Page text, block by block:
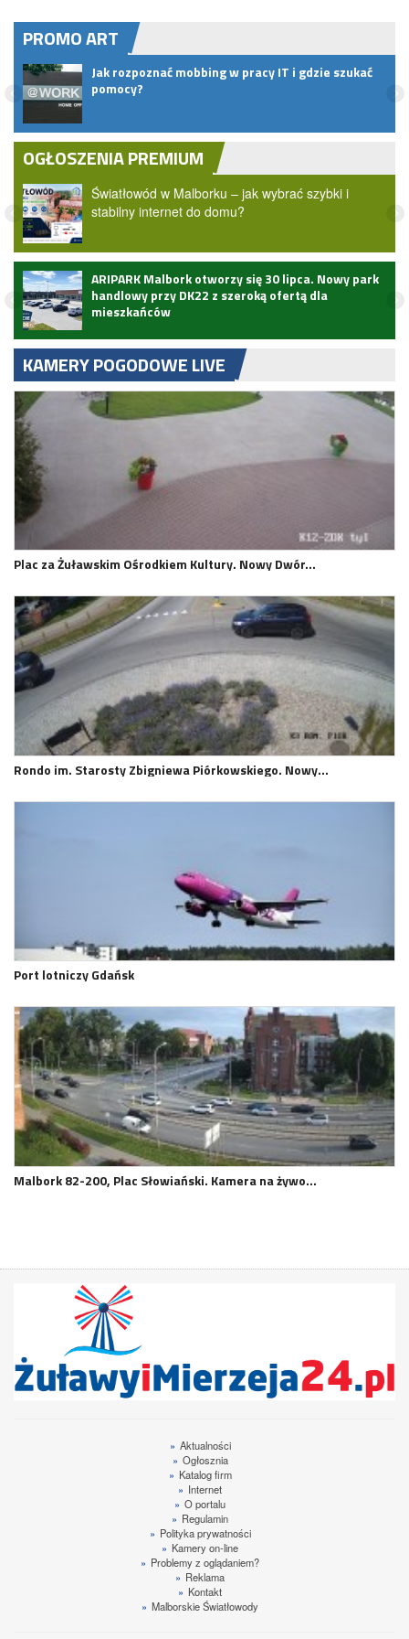
PROMO ART
Jak rozpoznać mobbing w pracy IT i gdzie szukać
pomocy?
OGŁOSZENIA PREMIUM
Światłowód w Malborku – jak wybrać szybki i
stabilny internet do domu?
ARIPARK Malbork otworzy się 30 lipca. Nowy park
handlowy przy DK22 z szeroką ofertą dla
mieszkańców
KAMERY POGODOWE LIVE
Plac za Żuławskim Ośrodkiem Kultury. Nowy Dwór…
Rondo im. Starosty Zbigniewa Piórkowskiego. Nowy…
Port lotniczy Gdańsk
Malbork 82-200, Plac Słowiański. Kamera na żywo…
» Aktualności
» Ogłosznia
» Katalog firm
» Internet
» O portalu
» Regulamin
» Polityka prywatności
» Kamery on-line
» Problemy z oglądaniem?
» Reklama
» Kontakt
» Malborskie Światłowody